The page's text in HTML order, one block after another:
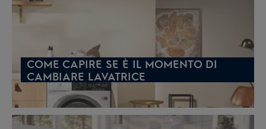
COME CAPIRE SE È IL MOMENTO DI
CAMBIARE LAVATRICE